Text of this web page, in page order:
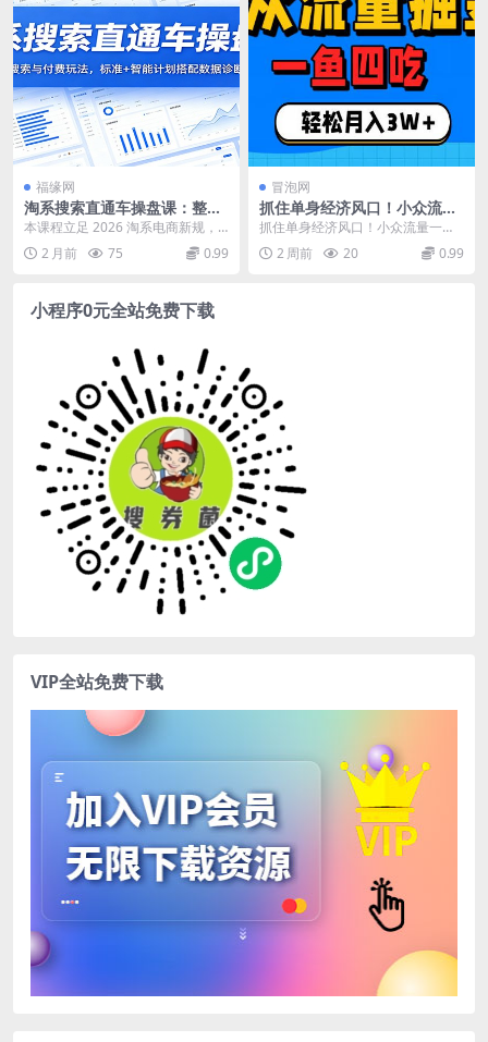
福缘网
淘系搜索直通车操盘课：整合
自然搜索与付费玩法，标准
+智能计划搭配数据诊断优化
投产
本课程立足 2026 淘系电商新规，
分为自然搜索、无界直通车付费推
广、店铺实操诊...
2 月前 75 0.99
冒泡网
抓住单身经济风口！小众流量
一鱼四吃，普通人也能月入3
W+
抓住单身经济风口！小众流量一鱼
四吃，普通人也能月入3W+【揭
秘】 课程介绍 本节...
2 周前 20 0.99
小程序0元全站免费下载
VIP全站免费下载